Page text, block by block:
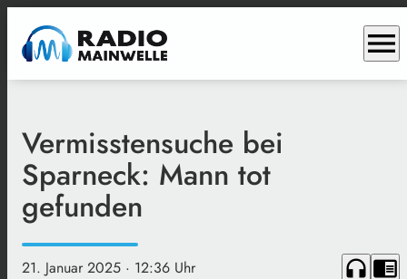
menu
Vermisstensuche bei
Sparneck: Mann tot
gefunden
21. Januar 2025 · 12:36 Uhr headphones chrome_reader_mode